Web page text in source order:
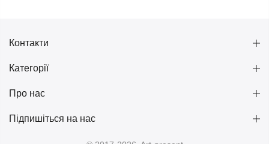
Контакти
Категорії
Про нас
Підпишіться на нас